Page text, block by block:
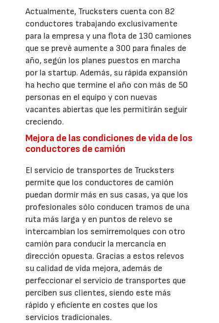
Actualmente, Trucksters cuenta con 82
conductores trabajando exclusivamente
para la empresa y una flota de 130 camiones
que se prevé aumente a 300 para finales de
año, según los planes puestos en marcha
por la startup. Además, su rápida expansión
ha hecho que termine el año con más de 50
personas en el equipo y con nuevas
vacantes abiertas que les permitirán seguir
creciendo.
Mejora de las condiciones de vida de los
conductores de camión
El servicio de transportes de Trucksters
permite que los conductores de camión
puedan dormir más en sus casas, ya que los
profesionales sólo conducen tramos de una
ruta más larga y en puntos de relevo se
intercambian los semirremolques con otro
camión para conducir la mercancía en
dirección opuesta. Gracias a estos relevos
su calidad de vida mejora, además de
perfeccionar el servicio de transportes que
perciben sus clientes, siendo este más
rápido y eficiente en costes que los
servicios tradicionales.